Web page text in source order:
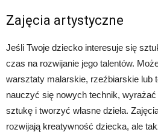
Zajęcia artystyczne
Jeśli Twoje dziecko interesuje się
czas na rozwijanie jego talentów.
warsztaty malarskie, rzeźbiarskie lub
nauczyć się nowych technik,
sztukę i tworzyć własne dzieła.
rozwijają kreatywność dziecka, ale